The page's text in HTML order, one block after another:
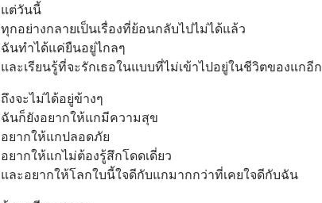
แต่วันนี้
ทุกอย่างกลายเป็นเรื่องที่ย้อนกลับไปไม่ได้แล้ว
ฉันทำได้แค่ยืนอยู่ไกลๆ
และเรียนรู้ที่จะรักเธอในแบบที่ไม่เข้าไปอยู่ในชีวิตของแกอีก
ถึงจะไม่ได้อยู่ข้างๆ
ฉันก็ยังอยากให้แกมีความสุข
อยากให้แกปลอดภัย
อยากให้แกไม่ต้องรู้สึกโดดเดี่ยว
และอยากให้โลกใบนี้ใจดีกับแกมากกว่าที่เคยใจดีกับฉัน